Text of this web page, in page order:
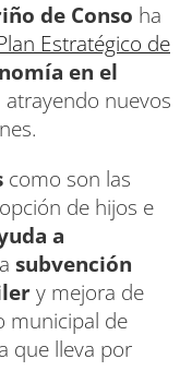
de Conso ha
Estratégico de
en el
atrayendo nuevos
como son las
de hijos e
a
subvención
y mejora de
municipal de
que lleva por